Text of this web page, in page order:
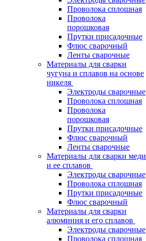
Проволока сплошная
Проволока
порошковая
Прутки присадочные
Флюс сварочный
Ленты сварочные
Материалы для сварки
чугуна и сплавов на основе
никеля
Электроды сварочные
Проволока сплошная
Проволока
порошковая
Прутки присадочные
Флюс сварочный
Ленты сварочные
Материалы для сварки меди
и ее сплавов
Электроды сварочные
Проволока сплошная
Прутки присадочные
Флюс сварочный
Материалы для сварки
алюминия и его сплавов
Электроды сварочные
Проволока сплошная